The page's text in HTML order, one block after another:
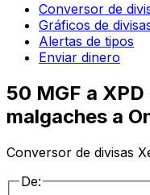
Conversor de
Gráficos de
Alertas de tipos
Enviar dinero
50 MGF a
malgaches a
Conversor de divisas
De: